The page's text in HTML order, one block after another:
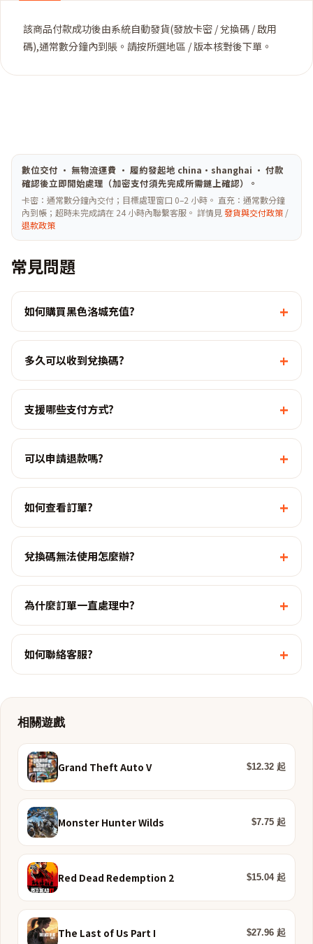
該商品付款成功後由系統自動發貨(發放卡密 / 兌換碼 / 啟用
碼),通常數分鐘內到賬。請按所選地區 / 版本核對後下單。
數位交付 · 無物流運費 · 履約發起地 china·shanghai · 付款
確認後立即開始處理（加密支付須先完成所需鏈上確認）。
卡密：通常數分鐘內交付；目標處理窗口 0–2 小時。 直充：通常數分鐘
內到帳；超時未完成請在 24 小時內聯繫客服。 詳情見發貨與交付政策 /
退款政策
常見問題
如何購買黑色洛城充值? +
多久可以收到兌換碼? +
支援哪些支付方式? +
可以申請退款嗎? +
如何查看訂單? +
兌換碼無法使用怎麼辦? +
為什麼訂單一直處理中? +
如何聯絡客服? +
相關遊戲
Grand Theft Auto V $12.32 起
Monster Hunter Wilds $7.75 起
Red Dead Redemption 2 $15.04 起
The Last of Us Part I $27.96 起